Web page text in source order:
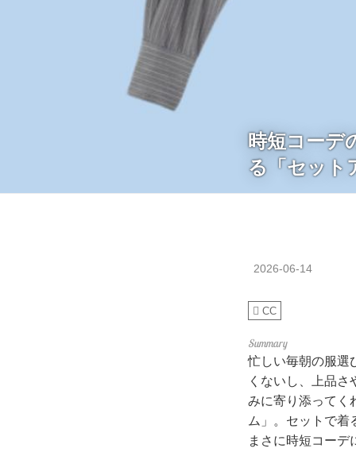
時短コーデ
る「セット
2026-06-14
CC
忙しい毎朝の服選
くないし、上品
みに寄り添ってく
ム」。セットで
まさに時短コー